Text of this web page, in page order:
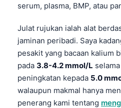
serum, plasma, BMP, atau
Julat rujukan ialah alat
jaminan peribadi. Saya
pesakit yang bacaan kalium
pada 3.8-4.2 mmol/L
peningkatan kepada 5.0
walaupun makmal hanya
penerang kami tentang